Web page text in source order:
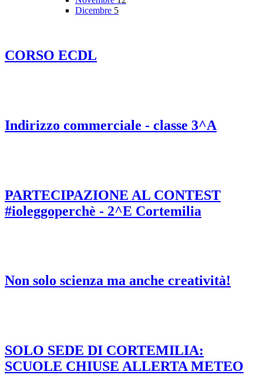
Dicembre 5
CORSO ECDL
Indirizzo commerciale - classe 3^A
PARTECIPAZIONE AL CONTEST
#ioleggoperchè - 2^E Cortemilia
Non solo scienza ma anche creatività!
SOLO SEDE DI CORTEMILIA:
SCUOLE CHIUSE ALLERTA METEO